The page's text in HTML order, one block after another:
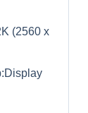
(2560 x